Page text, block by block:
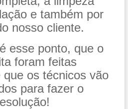
e também por
nosso cliente.
esse ponto, que o
foram feitas
os técnicos vão
para fazer o